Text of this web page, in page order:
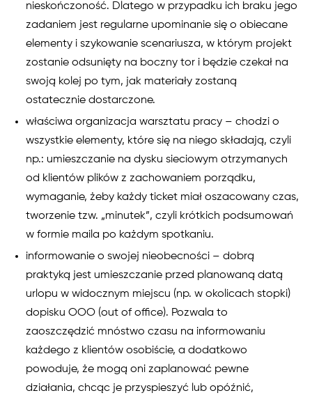
nieskończoność. Dlatego w przypadku ich braku jego
zadaniem jest regularne upominanie się o obiecane
elementy i szykowanie scenariusza, w którym projekt
zostanie odsunięty na boczny tor i będzie czekał na
swoją kolej po tym, jak materiały zostaną
ostatecznie dostarczone.
właściwa organizacja warsztatu pracy – chodzi o
wszystkie elementy, które się na niego składają, czyli
np.: umieszczanie na dysku sieciowym otrzymanych
od klientów plików z zachowaniem porządku,
wymaganie, żeby każdy ticket miał oszacowany czas,
tworzenie tzw. „minutek”, czyli krótkich podsumowań
w formie maila po każdym spotkaniu.
informowanie o swojej nieobecności – dobrą
praktyką jest umieszczanie przed planowaną datą
urlopu w widocznym miejscu (np. w okolicach stopki)
dopisku OOO (out of office). Pozwala to
zaoszczędzić mnóstwo czasu na informowaniu
każdego z klientów osobiście, a dodatkowo
powoduje, że mogą oni zaplanować pewne
działania, chcąc je przyspieszyć lub opóźnić,